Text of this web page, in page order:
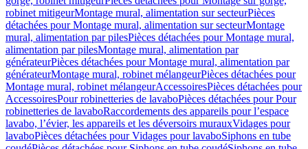
robinet mitigeurMontage mural, alimentation sur secteurPièces
détachées pour Montage mural, alimentation sur secteurMontage
mural, alimentation par pilesPièces détachées pour Montage mural,
alimentation par pilesMontage mural, alimentation par
générateurPièces détachées pour Montage mural, alimentation par
générateurMontage mural, robinet mélangeurPièces détachées pour
Montage mural, robinet mélangeurAccessoiresPièces détachées pour
AccessoiresPour robinetteries de lavaboPièces détachées pour Pour
robinetteries de lavaboRaccordements des appareils pour l’espace
lavabo, l’évier, les appareils et les déversoirs murauxVidages pour
lavaboPièces détachées pour Vidages pour lavaboSiphons en tube